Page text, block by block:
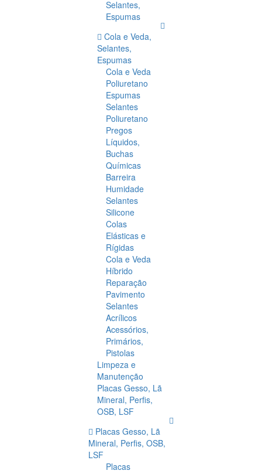
Selantes,
Espumas
Cola e Veda,
Selantes,
Espumas
Cola e Veda
Poliuretano
Espumas
Selantes
Poliuretano
Pregos
Líquidos,
Buchas
Químicas
Barreira
Humidade
Selantes
Silicone
Colas
Elásticas e
Rígidas
Cola e Veda
Híbrido
Reparação
Pavimento
Selantes
Acrílicos
Acessórios,
Primários,
Pistolas
Limpeza e
Manutenção
Placas Gesso, Lã
Mineral, Perfis,
OSB, LSF
Placas Gesso, Lã
Mineral, Perfis, OSB,
LSF
Placas